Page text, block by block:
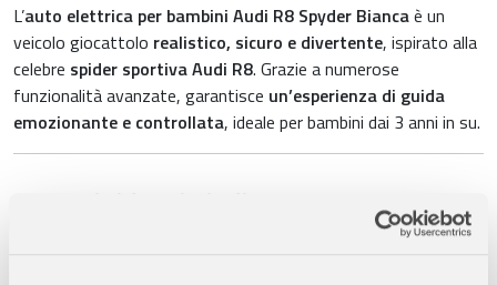
L’auto elettrica per bambini Audi R8 Spyder Biancaè un
veicolo giocattolo realistico, sicuro e divertente, ispirato alla
celebre spider sportiva Audi R8. Grazie a numerose
funzionalità avanzate, garantisce un’esperienza di guida
emozionante e controllata, ideale per bambini dai 3 anni in su.
Caratteristiche Principali:
Look fedele alla vera spider